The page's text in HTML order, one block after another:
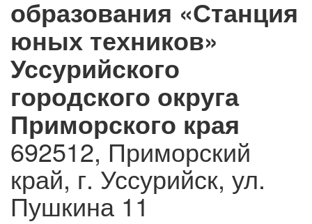
образования «Станция
юных техников»
Уссурийского
городского округа
Приморского края
692512, Приморский
край, г. Уссурийск, ул.
Пушкина 11